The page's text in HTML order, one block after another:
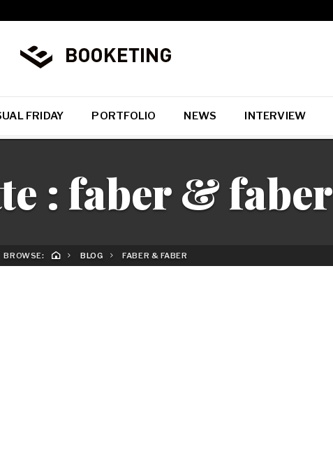
FRIDAY PORTFOLIO NEWS INTERVIEW
: faber & faber
BROWSE: BLOG FABER & FABER